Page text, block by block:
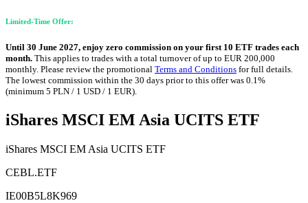
Limited-Time Offer:
Until 30 June 2027, enjoy zero commission on your first 10 ETF trades each
month. This applies to trades with a total turnover of up to EUR 200,000
monthly. Please review the promotional Terms and Conditions for full details.
The lowest commission within the 30 days prior to this offer was 0.1%
(minimum 5 PLN / 1 USD / 1 EUR).
iShares MSCI EM Asia UCITS ETF
iShares MSCI EM Asia UCITS ETF
CEBL.ETF
IE00B5L8K969